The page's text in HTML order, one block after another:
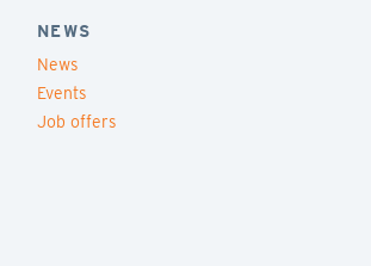
NEWS
News
Events
Job offers